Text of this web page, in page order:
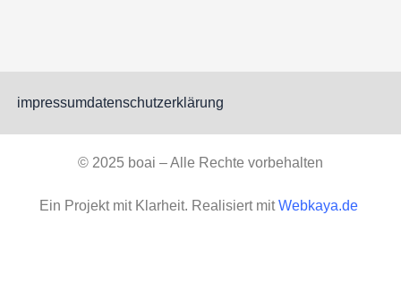
impressumdatenschutzerklärung
© 2025 boai – Alle Rechte vorbehalten
Ein Projekt mit Klarheit. Realisiert mitWebkaya.de